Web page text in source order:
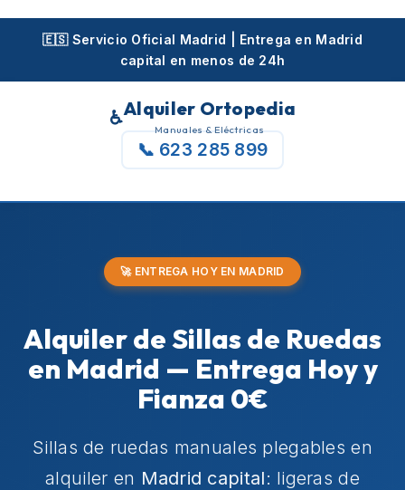
Skip
🇪🇸 Servicio Oficial Madrid | Entrega en Madrid
capital en menos de 24h
♿Alquiler Ortopedia
Manuales & Eléctricas
📞 623 285 899
🚀 ENTREGA HOY EN MADRID
Alquiler de Sillas de Ruedas
en Madrid — Entrega Hoy y
Fianza 0€
Sillas de ruedas manuales plegables en
alquiler en Madrid capital: ligeras de